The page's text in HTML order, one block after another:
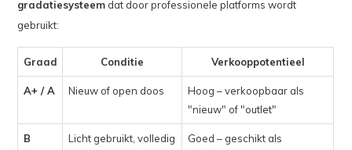
gradatiesysteem dat door professionele platforms wordt
gebruikt:
Graad Conditie Verkooppotentieel
A+ / A Nieuw of open doos
Hoog – verkoopbaar als
"nieuw" of "outlet"
B
Licht gebruikt, volledig
Goed – geschikt als